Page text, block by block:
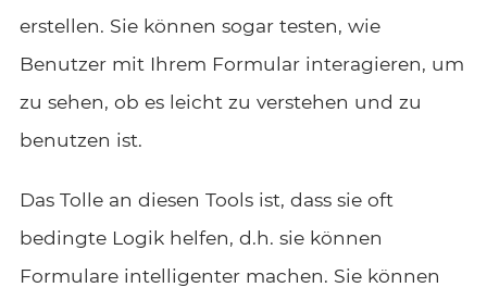
erstellen. Sie können sogar testen, wie
Benutzer mit Ihrem Formular interagieren, um
zu sehen, ob es leicht zu verstehen und zu
benutzen ist.
Das Tolle an diesen Tools ist, dass sie oft
bedingte Logik helfen, d.h. sie können
Formulare intelligenter machen. Sie können